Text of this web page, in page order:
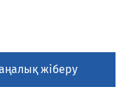
жіберу